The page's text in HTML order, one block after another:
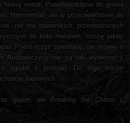
metal. Prawdopodobnie do grania
Hammerfall, ale w przeciwieństwie do
nie ma bawarskich, przesłodzonych
do bólu metalem, trochę jakby
Priest (czyli spierdalaj, nie mówię o
Australijczycy nie są tak wytworni) z
ograbił z piratów). Do tego trochę
basowych.
gejem, aleBreaking the Chains z